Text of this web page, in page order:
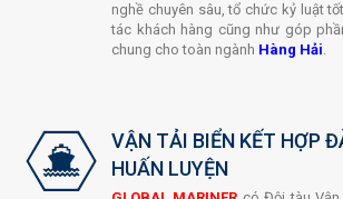
nghề chuyên sâu, tổ chức kỷ luật
tác khách hàng cũng như góp
chung cho toàn ngành Hàng Hải.
VẬN TẢI BIỂN KẾT HỢP
HUẤN LUYỆN